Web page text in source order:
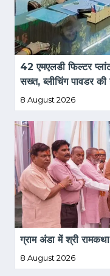
42 एमएलडी फिल्टर
सख्त, ब्लीचिंग पावडर की
8 August 2026
ग्राम अंडा में श्री
8 August 2026